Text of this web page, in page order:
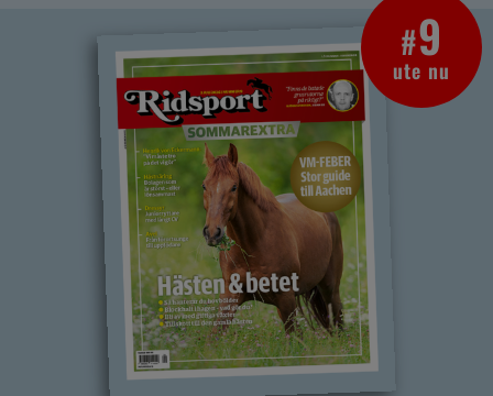
#9
ute nu